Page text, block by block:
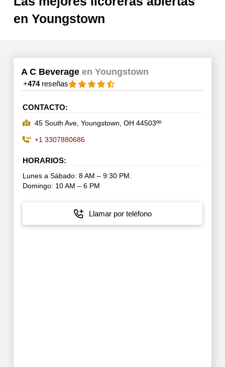
en Youngstown
A C Beverage en Youngstown
+474reseñas
CONTACTO:
45 South Ave, Youngstown, OH 44503ºº
+1 3307880686
HORARIOS:
Lunes a Sábado: 8 AM – 9:30 PM.
Domingo: 10 AM – 6 PM
Llamar por teléfono